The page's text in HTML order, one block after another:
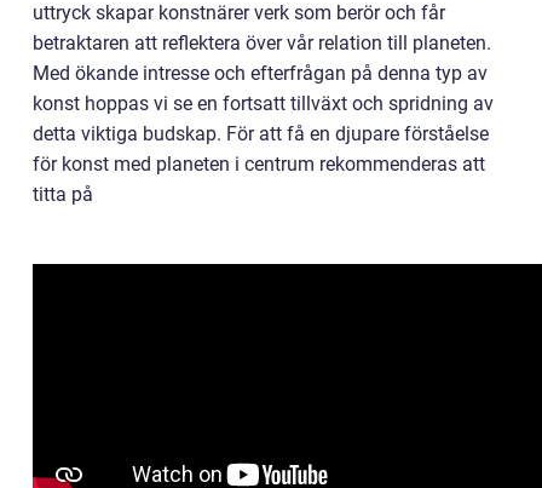
uttryck skapar konstnärer verk som berör och får
betraktaren att reflektera över vår relation till planeten.
Med ökande intresse och efterfrågan på denna typ av
konst hoppas vi se en fortsatt tillväxt och spridning av
detta viktiga budskap. För att få en djupare förståelse
för konst med planeten i centrum rekommenderas att
titta på